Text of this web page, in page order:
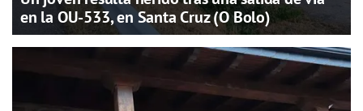
en la OU-533, en Santa Cruz (O Bolo)